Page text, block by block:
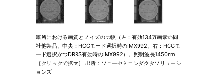
暗所における画質とノイズの比較（左：有効134万画素の同
社他製品、中央：HCGモード選択時のIMX992、右：HCGモ
ード選択かつDRRS有効時のIMX992）。照明波長1450nm
［クリックで拡大］ 出所：ソニーセミコンダクタソリューシ
ョンズ